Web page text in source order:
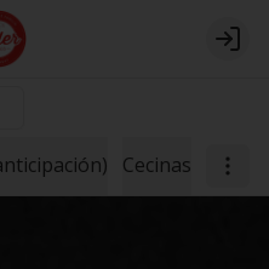
Login
Cecinas